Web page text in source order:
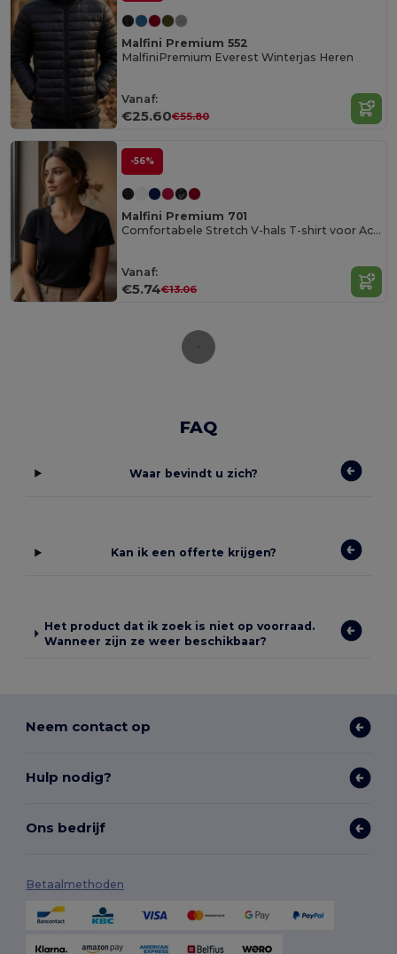
Malfini Premium 552
MalfiniPremium Everest Winterjas Heren
Vanaf:
€25.60€55.80
-56%
Malfini Premium 701
Comfortabele Stretch V-hals T-shirt voor Actieve Stijl
Vanaf:
€5.74€13.06
FAQ
Waar bevindt u zich?
Kan ik een offerte krijgen?
Het product dat ik zoek is niet op voorraad.
Wanneer zijn ze weer beschikbaar?
Neem contact op
Hulp nodig?
Ons bedrijf
Betaalmethoden